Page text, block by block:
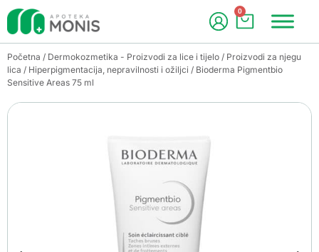
0
Početna / Dermokozmetika - Proizvodi za lice i tijelo / Proizvodi za njegu
lica / Hiperpigmentacija, nepravilnosti i ožiljci / Bioderma Pigmentbio
Sensitive Areas 75 ml